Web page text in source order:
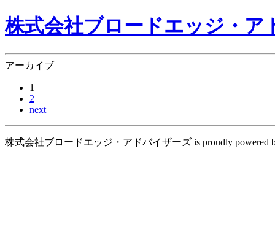
株式会社ブロードエッジ・ア
アーカイブ
1
2
next
株式会社ブロードエッジ・アドバイザーズ is proudly powered